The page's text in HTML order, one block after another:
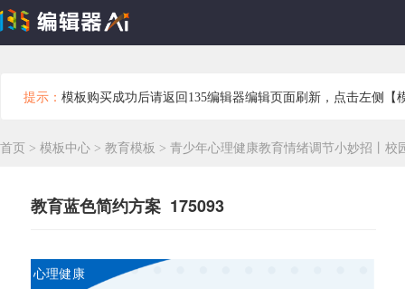
提示： 模板购买成功后请返回135编辑器编辑页面刷新，点击左侧【
首页 > 模板中心 > 教育模板 > 青少年心理健康教育情绪调节小妙招丨校
教育蓝色简约方案 175093
心理健康